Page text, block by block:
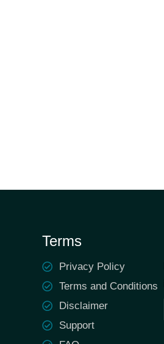
Terms
Privacy Policy
Terms and Conditions
Disclaimer
Support